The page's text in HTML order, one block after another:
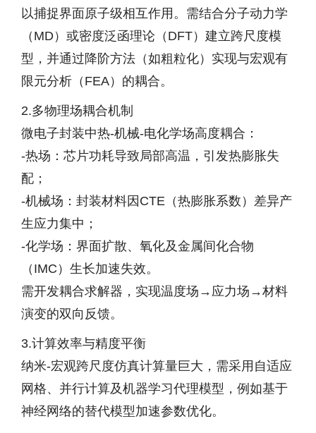
以捕捉界面原子级相互作用。需结合分子动力学
（MD）或密度泛函理论（DFT）建立跨尺度模
型，并通过降阶方法（如粗粒化）实现与宏观有
限元分析（FEA）的耦合。
2.多物理场耦合机制
微电子封装中热-机械-电化学场高度耦合：
-热场：芯片功耗导致局部高温，引发热膨胀失
配；
-机械场：封装材料因CTE（热膨胀系数）差异产
生应力集中；
-化学场：界面扩散、氧化及金属间化合物
（IMC）生长加速失效。
需开发耦合求解器，实现温度场→应力场→材料
演变的双向反馈。
3.计算效率与精度平衡
纳米-宏观跨尺度仿真计算量巨大，需采用自适应
网格、并行计算及机器学习代理模型，例如基于
神经网络的替代模型加速参数优化。